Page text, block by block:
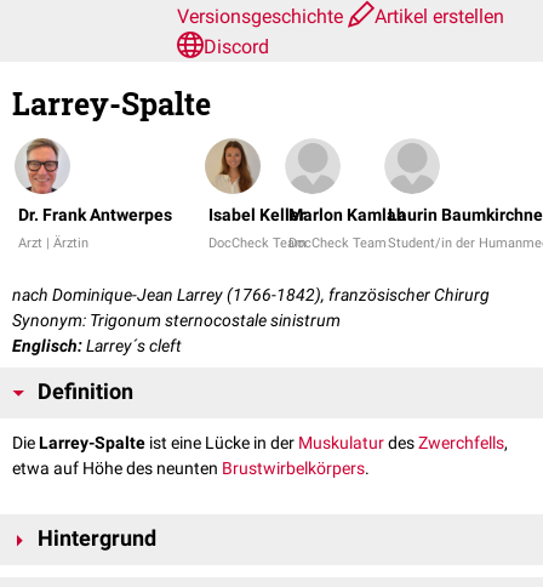
Versionsgeschichte
Artikel erstellen
Discord
Larrey-Spalte
Dr. Frank Antwerpes
Arzt | Ärztin
Isabel Keller
DocCheck Team
Marlon Kamlah
DocCheck Team
Laurin
Student/in der
nach Dominique-Jean Larrey (1766-1842), französischer Chirurg
Synonym: Trigonum sternocostale sinistrum
Englisch:Larrey´s cleft
Definition
DieLarrey-Spalte ist eine Lücke in der MuskulaturdesZwerchfells,
etwa auf Höhe des neunten Brustwirbelkörpers.
Hintergrund